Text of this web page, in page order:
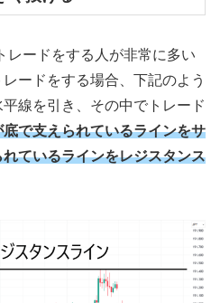
レードをする人が非常に多い
ードをする場合、下記のよう
線を引き、その中でトレード
底で支えられているラインをサ
ているラインをレジスタンス